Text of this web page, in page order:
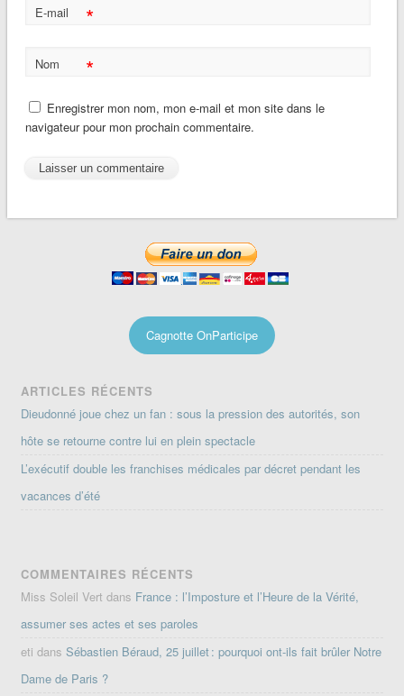
E-mail *
Nom *
Enregistrer mon nom, mon e-mail et mon site dans le
navigateur pour mon prochain commentaire.
Cagnotte OnParticipe
ARTICLES RÉCENTS
Dieudonné joue chez un fan : sous la pression des autorités, son
hôte se retourne contre lui en plein spectacle
L’exécutif double les franchises médicales par décret pendant les
vacances d’été
COMMENTAIRES RÉCENTS
Miss Soleil Vert dans France : l’Imposture et l’Heure de la Vérité,
assumer ses actes et ses paroles
eti dansSébastien Béraud, 25 juillet : pourquoi ont-ils fait brûler Notre
Dame de Paris ?